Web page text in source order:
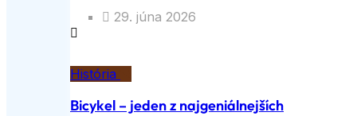
29. júna 2026
História
Bicykel – jeden z najgeniálnejších